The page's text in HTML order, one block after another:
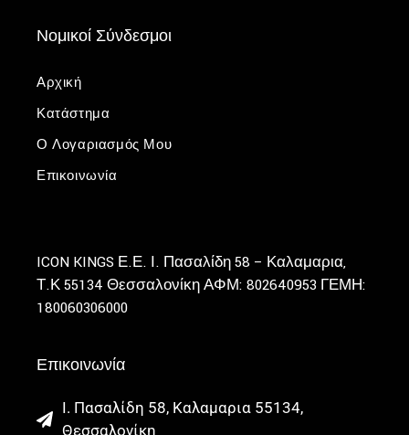
ICON KINGS Ε.Ε. Ι. Πασαλίδη 58 – Καλαμαρια,
Τ.Κ 55134 ΘεσσαλονίκηΑΦΜ: 802640953 ΓΕΜΗ:
180060306000
Νομικοί Σύνδεσμοι
Αρχική
Κατάστημα
Ο Λογαριασμός Μου
Επικοινωνία
Επικοινωνία
Ι. Πασαλίδη 58, Καλαμαρια 55134,
Θεσσαλονίκη